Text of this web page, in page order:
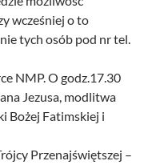
wcześniej o to
tych osób pod nr tel.
NMP. O godz.17.30
Jezusa, modlitwa
Bożej Fatimskiej i
Przenajświętszej –